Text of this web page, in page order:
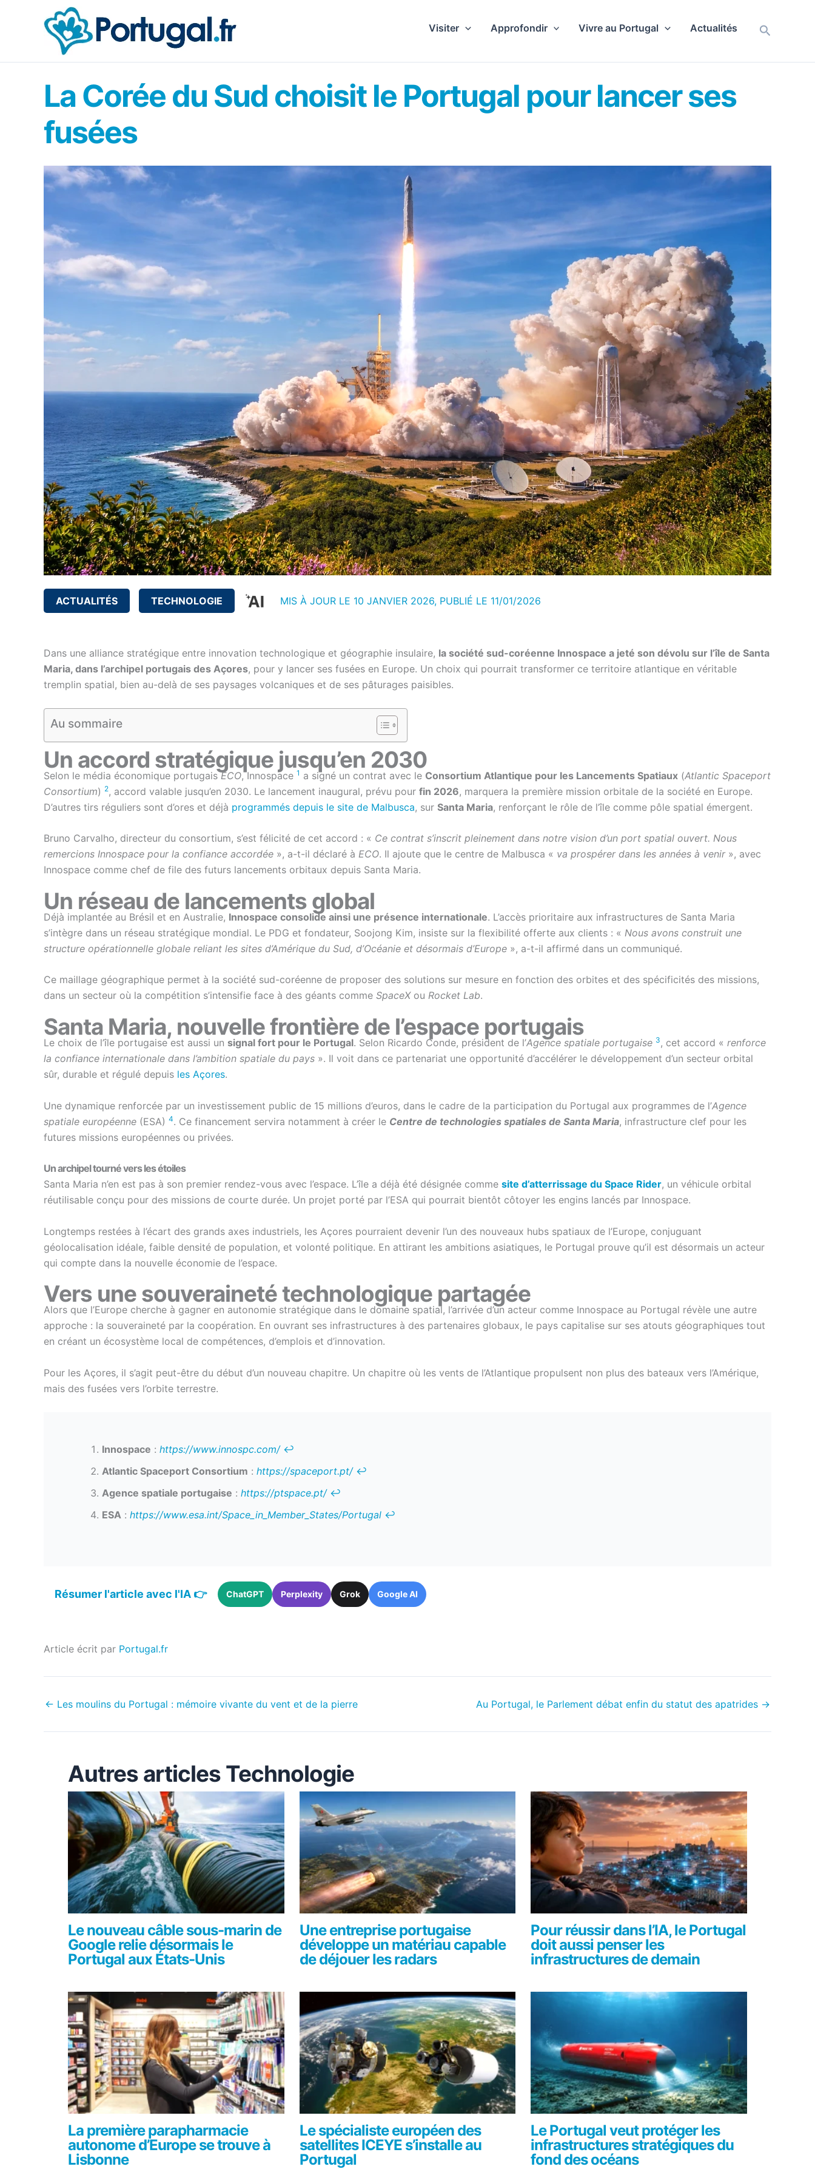
Visiter Approfondir Vivre au Portugal Actualités
La Corée du Sud choisit le Portugal pour lancer ses
fusées
ACTUALITÉS TECHNOLOGIE MIS À JOUR LE 10 JANVIER 2026, PUBLIÉ LE 11/01/2026
Dans une alliance stratégique entre innovation technologique et géographie insulaire, la société sud-coréenne Innospace a jeté son dévolu sur l’île de Santa
Maria, dans l’archipel portugais des Açores, pour y lancer ses fusées en Europe. Un choix qui pourrait transformer ce territoire atlantique en véritable
tremplin spatial, bien au-delà de ses paysages volcaniques et de ses pâturages paisibles.
Au sommaire
Un accord stratégique jusqu’en 2030
Selon le média économique portugaisECO, Innospace 1 a signé un contrat avec le Consortium Atlantique pour les Lancements Spatiaux (Atlantic Spaceport
Consortium) 2, accord valable jusqu’en 2030. Le lancement inaugural, prévu pour fin 2026, marquera la première mission orbitale de la société en Europe.
D’autres tirs réguliers sont d’ores et déjà programmés depuis le site de Malbusca, sur Santa Maria, renforçant le rôle de l’île comme pôle spatial émergent.
Bruno Carvalho, directeur du consortium, s’est félicité de cet accord : « Ce contrat s’inscrit pleinement dans notre vision d’un port spatial ouvert. Nous
remercions Innospace pour la confiance accordée », a-t-il déclaré à ECO. Il ajoute que le centre de Malbusca « va prospérer dans les années à venir», avec
Innospace comme chef de file des futurs lancements orbitaux depuis Santa Maria.
Un réseau de lancements global
Déjà implantée au Brésil et en Australie, Innospace consolide ainsi une présence internationale. L’accès prioritaire aux infrastructures de Santa Maria
s’intègre dans un réseau stratégique mondial. Le PDG et fondateur, Soojong Kim, insiste sur la flexibilité offerte aux clients : « Nous avons construit une
structure opérationnelle globale reliant les sites d’Amérique du Sud, d’Océanie et désormais d’Europe », a-t-il affirmé dans un communiqué.
Ce maillage géographique permet à la société sud-coréenne de proposer des solutions sur mesure en fonction des orbites et des spécificités des missions,
dans un secteur où la compétition s’intensifie face à des géants comme SpaceXou Rocket Lab.
Santa Maria, nouvelle frontière de l’espace portugais
Le choix de l’île portugaise est aussi un signal fort pour le Portugal. Selon Ricardo Conde, président de l’Agence spatiale portugaise 3, cet accord « renforce
la confiance internationale dans l’ambition spatiale du pays ». Il voit dans ce partenariat une opportunité d’accélérer le développement d’un secteur orbital
sûr, durable et régulé depuis les Açores.
Une dynamique renforcée par un investissement public de 15 millions d’euros, dans le cadre de la participation du Portugal aux programmes de l’Agence
spatiale européenne (ESA) 4. Ce financement servira notamment à créer le Centre de technologies spatiales de Santa Maria, infrastructure clef pour les
futures missions européennes ou privées.
Un archipel tourné vers les étoiles
Santa Maria n’en est pas à son premier rendez-vous avec l’espace. L’île a déjà été désignée comme site d’atterrissage du Space Rider, un véhicule orbital
réutilisable conçu pour des missions de courte durée. Un projet porté par l’ESA qui pourrait bientôt côtoyer les engins lancés par Innospace.
Longtemps restées à l’écart des grands axes industriels, les Açores pourraient devenir l’un des nouveaux hubs spatiaux de l’Europe, conjuguant
géolocalisation idéale, faible densité de population, et volonté politique. En attirant les ambitions asiatiques, le Portugal prouve qu’il est désormais un acteur
qui compte dans la nouvelle économie de l’espace.
Vers une souveraineté technologique partagée
Alors que l’Europe cherche à gagner en autonomie stratégique dans le domaine spatial, l’arrivée d’un acteur comme Innospace au Portugal révèle une autre
approche : la souveraineté par la coopération. En ouvrant ses infrastructures à des partenaires globaux, le pays capitalise sur ses atouts géographiques tout
en créant un écosystème local de compétences, d’emplois et d’innovation.
Pour les Açores, il s’agit peut-être du début d’un nouveau chapitre. Un chapitre où les vents de l’Atlantique propulsent non plus des bateaux vers l’Amérique,
mais des fusées vers l’orbite terrestre.
Innospace : https://www.innospc.com/ ↩︎
Atlantic Spaceport Consortium : https://spaceport.pt/ ↩︎
Agence spatiale portugaise : https://ptspace.pt/ ↩︎
ESA : https://www.esa.int/Space_in_Member_States/Portugal ↩︎
Résumer l'article avec l'IA 👉 ChatGPT Perplexity Grok Google AI
Article écrit par Portugal.fr
← Les moulins du Portugal : mémoire vivante du vent et de la pierre Au Portugal, le Parlement débat enfin du statut des apatrides →
Autres articles Technologie
Le nouveau câble sous-marin de
Google relie désormais le
Portugal aux États-Unis
Une entreprise portugaise
développe un matériau capable
de déjouer les radars
Pour réussir dans l’IA, le Portugal
doit aussi penser les
infrastructures de demain
La première parapharmacie
autonome d’Europe se trouve à
Lisbonne
Le spécialiste européen des
satellites ICEYE s’installe au
Portugal
Le Portugal veut protéger les
infrastructures stratégiques du
fond des océans